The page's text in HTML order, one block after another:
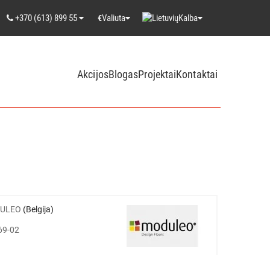
+370 (613) 899 55 €Valiuta Kalba
AkcijosBlogasProjektaiKontaktai
(Belgija)
02